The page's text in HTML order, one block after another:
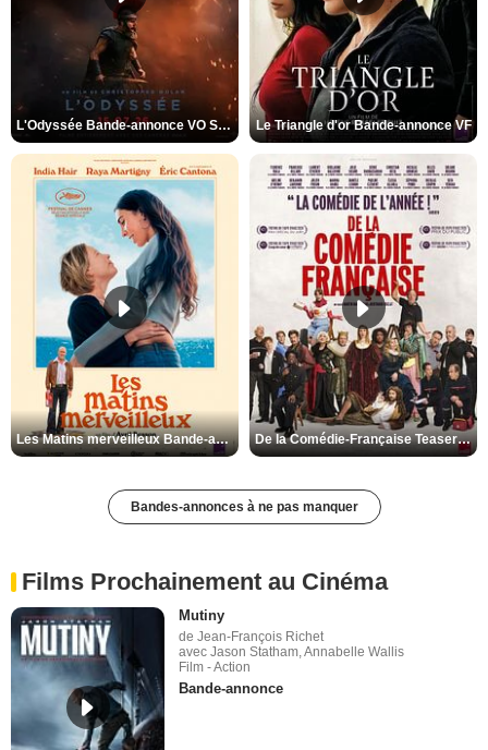
L'Odyssée Bande-annonce VO STFR Le Triangle d'or Bande-annonce VF
Les Matins merveilleux Bande-annonce VF De la Comédie-Française Teaser VF
Bandes-annonces à ne pas manquer
Films Prochainement au Cinéma
Mutiny
de Jean-François Richet
avec Jason Statham, Annabelle Wallis
Film - Action
Bande-annonce